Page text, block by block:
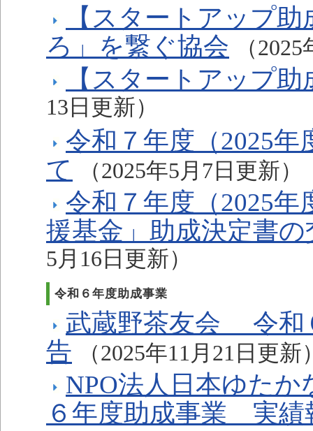
【スタートアップ
ろ」を繋ぐ協会
（
【スタートアップ助
13日更新）
令和７年度（2025
て
（2025年5月7日更新）
令和７年度（2025
援基金」助成決定書
5月16日更新）
令和６年度助成事業
武蔵野茶友会 令和
告
（2025年11月21日更新
NPO法人日本ゆた
６年度助成事業 実績